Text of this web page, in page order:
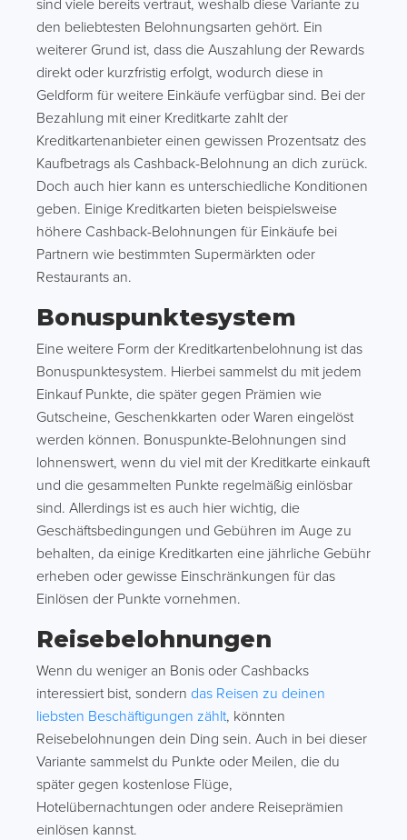
sind viele bereits vertraut, weshalb diese Variante zu
den beliebtesten Belohnungsarten gehört. Ein
weiterer Grund ist, dass die Auszahlung der Rewards
direkt oder kurzfristig erfolgt, wodurch diese in
Geldform für weitere Einkäufe verfügbar sind. Bei der
Bezahlung mit einer Kreditkarte zahlt der
Kreditkartenanbieter einen gewissen Prozentsatz des
Kaufbetrags als Cashback-Belohnung an dich zurück.
Doch auch hier kann es unterschiedliche Konditionen
geben. Einige Kreditkarten bieten beispielsweise
höhere Cashback-Belohnungen für Einkäufe bei
Partnern wie bestimmten Supermärkten oder
Restaurants an.
Bonuspunktesystem
Eine weitere Form der Kreditkartenbelohnung ist das
Bonuspunktesystem. Hierbei sammelst du mit jedem
Einkauf Punkte, die später gegen Prämien wie
Gutscheine, Geschenkkarten oder Waren eingelöst
werden können. Bonuspunkte-Belohnungen sind
lohnenswert, wenn du viel mit der Kreditkarte einkauft
und die gesammelten Punkte regelmäßig einlösbar
sind. Allerdings ist es auch hier wichtig, die
Geschäftsbedingungen und Gebühren im Auge zu
behalten, da einige Kreditkarten eine jährliche Gebühr
erheben oder gewisse Einschränkungen für das
Einlösen der Punkte vornehmen.
Reisebelohnungen
Wenn du weniger an Bonis oder Cashbacks
interessiert bist, sondern das Reisen zu deinen
liebsten Beschäftigungen zählt, könnten
Reisebelohnungen dein Ding sein. Auch in bei dieser
Variante sammelst du Punkte oder Meilen, die du
später gegen kostenlose Flüge,
Hotelübernachtungen oder andere Reiseprämien
einlösen kannst.